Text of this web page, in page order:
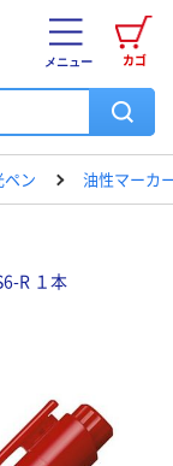
カゴ
メニュー
ペン 油性マーカ
R １本